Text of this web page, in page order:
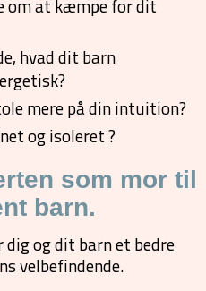
om at kæmpe for dit
hvad dit barn
mere på din intuition?
og isoleret ?
som mor til
barn.
dig og dit barn et bedre
velbefindende.